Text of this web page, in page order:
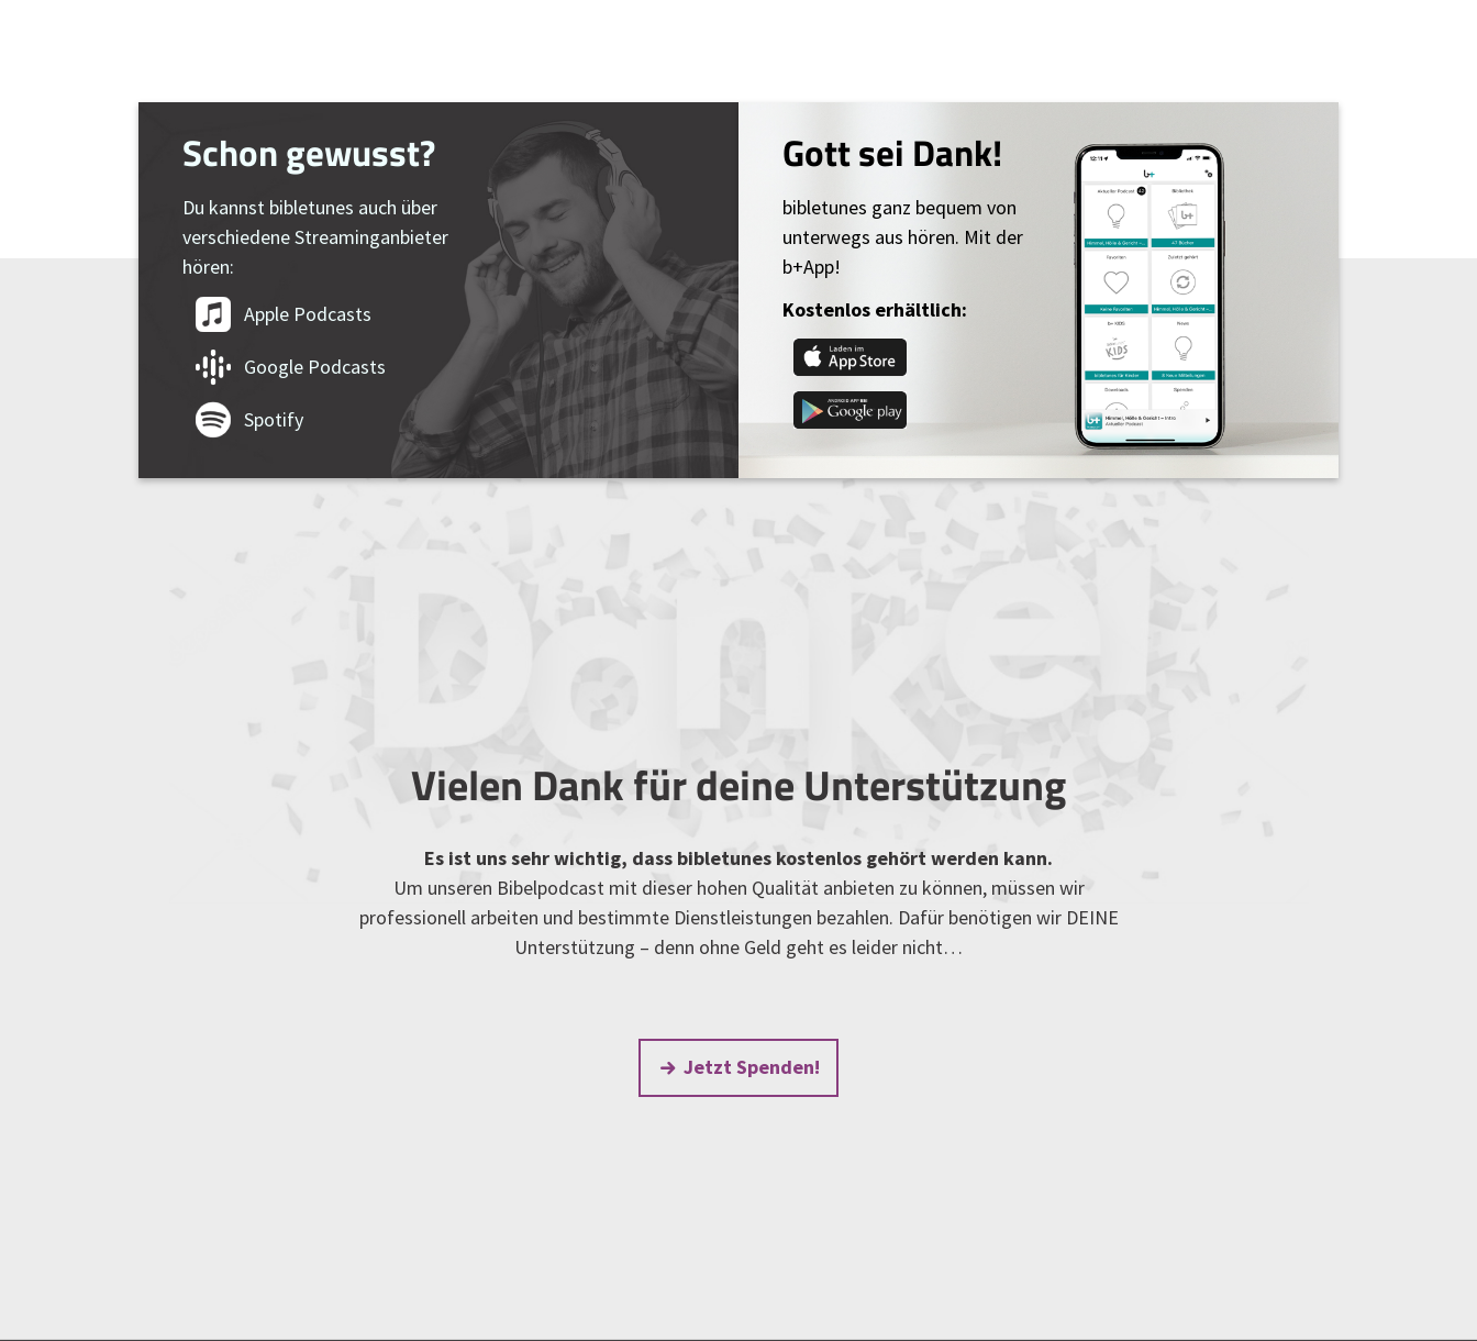
Schon gewusst?
Du kannst bibletunes auch über
verschiedene Streaminganbieter
hören:
Apple Podcasts
Google Podcasts
Spotify
Gott sei Dank!
bibletunes ganz bequem von
unterwegs aus hören. Mit der
b+App!
Kostenlos erhältlich:
Vielen Dank für deine Unterstützung
Es ist uns sehr wichtig, dass bibletunes kostenlos gehört werden kann.
Um unseren Bibelpodcast mit dieser hohen Qualität anbieten zu können, müssen wir
professionell arbeiten und bestimmte Dienstleistungen bezahlen. Dafür benötigen wir DEINE
Unterstützung – denn ohne Geld geht es leider nicht…
Jetzt Spenden!